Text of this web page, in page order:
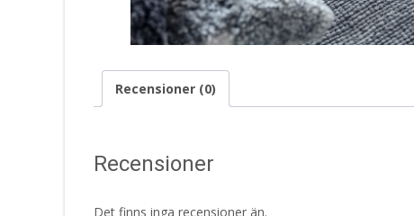
Recensioner (0)
Recensioner
Det finns inga recensioner än.